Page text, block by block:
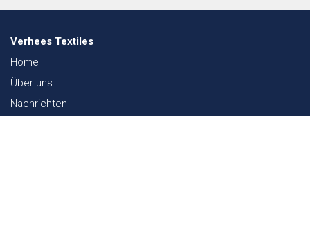
Verhees Textiles
Home
Über uns
Nachrichten